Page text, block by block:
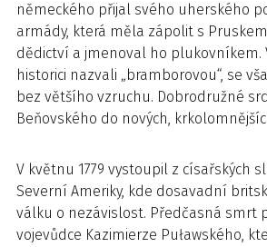
německého přijal svého uherského
armády, která měla zápolit s
dědictví a jmenoval ho plukovníkem.
historici nazvali „bramborovou“, se
bez většího vzruchu. Dobrodružné
Beňovského do nových,
V květnu 1779 vystoupil z císařských
Severní Ameriky, kde dosavadní
válku o nezávislost. Předčasná smrt
vojevůdce Kazimierze Puławského,